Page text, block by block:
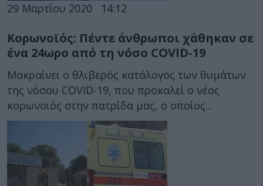
29 Μαρτίου 2020 14:12
Κορωνοϊός: Πέντε άνθρωποι χάθηκαν σε
ένα 24ωρο από τη νόσο COVID-19
Μακραίνει ο θλιβερός κατάλογος των θυμάτων
της νόσου COVID-19, που προκαλεί ο νέος
κορωνοϊός στην πατρίδα μας, ο οποίος...